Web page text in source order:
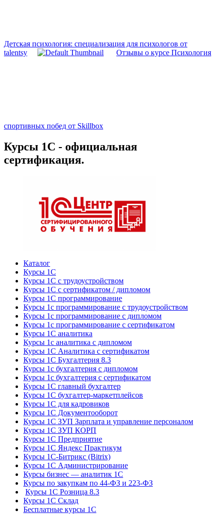
Детская психология: специализация для психологов от
talentsy
Отзывы о курсе Психология
спортивных побед от Skillbox
Курсы 1С - официальная
сертификация.
Каталог
Курсы 1С
Курсы 1С с трудоустройством
Курсы 1С с сертификатом / дипломом
Курсы 1С программирование
Курсы 1с программирование с трудоустройством
Курсы 1с программирование с дипломом
Курсы 1с программирование с сертификатом
Курсы 1С аналитика
Курсы 1с аналитика с дипломом
Курсы 1С Аналитика с сертификатом
Курсы 1С Бухгалтерия 8.3
Курсы 1с бухгалтерия с дипломом
Курсы 1с бухгалтерия с сертификатом
Курсы 1С главный бухгалтер
Курсы 1С бухгалтер-маркетплейсов
Курсы 1С для кадровиков
Курсы 1С Документооборот
Курсы 1С ЗУП Зарплата и управление персоналом
Курсы 1С ЗУП КОРП
Курсы 1С Предприятие
Курсы 1С Яндекс Практикум
Курсы 1С-Битрикс (Bitrix)
Курсы 1С Администрирование
Курсы бизнес — аналитик 1С
Курсы по закупкам по 44‑ФЗ и 223‑ФЗ
Курсы 1С Розница 8.3
Курсы 1С Склад
Бесплатные курсы 1С